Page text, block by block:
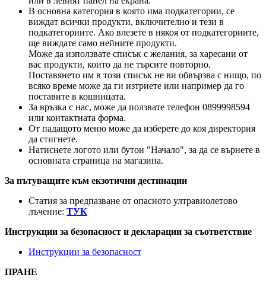
В основна категория в която има подкатегории, се
виждат всички продукти, включително и тези в
подкатегориите. Ако влезете в някоя от подкатегориите,
ще виждате само нейните продукти.
Може да използвате списък с желания, за харесани от
вас продукти, които да не търсите повторно.
Поставянето им в този списък не ви обвързва с нищо, по
всяко време може да ги изтриете или например да го
поставите в кошницата.
За връзка с нас, може да ползвате телефон 0899998594
или контактната форма.
От падащото меню може да изберете до коя директория
да стигнете.
Натиснете логото или бутон "Начало", за да се върнете в
основната страница на магазина.
За пътуващите към екзотични дестинации
Статия за предпазване от опасното ултравиолетово
лъчение: ТУК
Инструкции за безопасност и декларации за съответствие
Инструкции за безопасност
ПРАНЕ